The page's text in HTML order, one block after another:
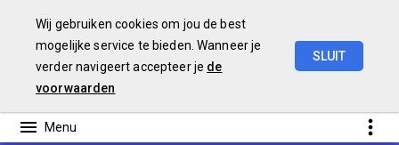
Wij gebruiken cookies om jou de best
mogelijke service te bieden. Wanneer je
verder navigeert accepteer je de
voorwaarden
SLUIT